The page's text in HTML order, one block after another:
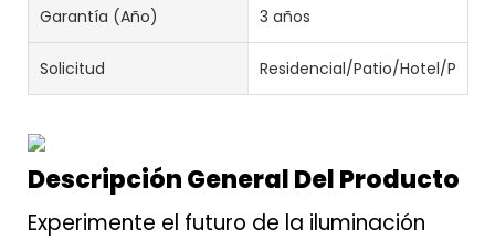
Garantía (año) 3 años
Solicitud Residencial/Patio/Hotel/
Descripción General Del Producto
Experimente el futuro de la iluminación